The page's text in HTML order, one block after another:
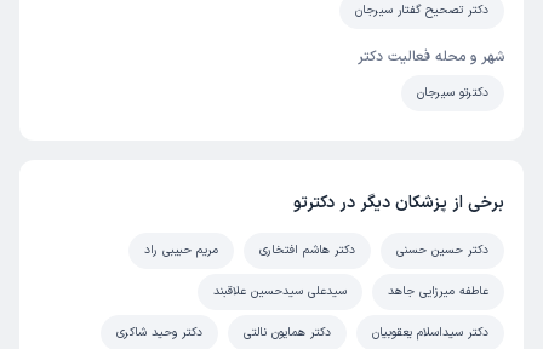
دکتر تصحیح گفتار سیرجان
شهر و محله فعالیت دکتر
دکترتو سیرجان
برخی از پزشکان دیگر در دکترتو
دکتر حسین حسنی دکتر هاشم افتخاری مریم حبیبی راد
عاطفه میرزایی جاهد سیدعلی سیدحسین علاقبند
دکتر سیداسلام یعقوبیان دکتر همایون نالتی دکتر وحید شاکری